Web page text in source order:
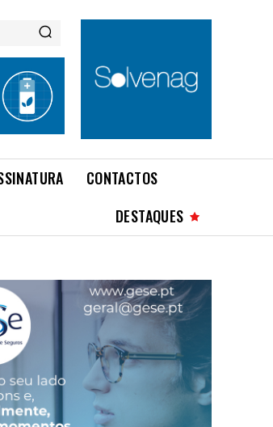
CONTACTOS
DESTAQUES